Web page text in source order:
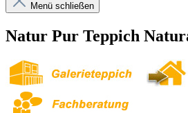
Menü schließen
Natur Pur Teppich